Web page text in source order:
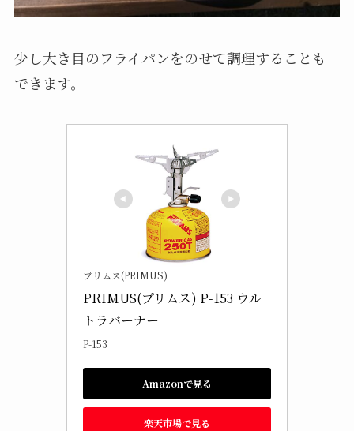
少し大き目のフライパンをのせて調理することも
できます。
プリムス(PRIMUS)
PRIMUS(プリムス) P-153 ウル
トラバーナー
P-153
Amazonで見る
楽天市場で見る